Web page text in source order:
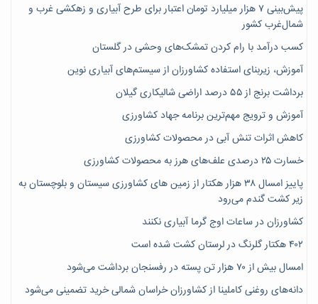
پیش‌بینی ۷‌ هزار میلیارد تومان اعتبار برای طرح آبیاری و زهکشی غرب و
شمال‌غرب کشور
کسب درآمد با رام کردن تمشک‌های وحشی در گلستان
آموزش، زیربنای استفاده کشاورزان از سیستم‌های آبیاری نوین
برداشت برنج از ۵۵ درصد اراضی شالیکاری گیلان
آموزش و ترویج مهم‌ترین برنامه جهاد کشاورزی
کاهش اثرات تنش آبی در محصولات کشاورزی
خسارت ۲۵ درصدی علف‌های هرز به محصولات کشاورزی
پاییز امسال ۳۸ هزار هکتار از زمین های کشاورزی سیستان و بلوچستان به
زیر کشت گندم می‌رود
کشاورزان در ساعات اوج گرما آبیاری نکنند
۴۰۲ هکتار گلرنگ در لرستان کشت شده است
امسال بیش از ۷۰ هزار تن پسته در رفسنجان برداشت می‌شود
دانه‌های روغنی کاملینا از کشاورزان خراسان شمالی خرید تضمینی می‌شود